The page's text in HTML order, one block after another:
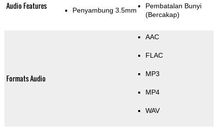
Audio Features Penyambung 3.5mm
Pembatalan Bunyi
(Bercakap)
Formats Audio
AAC
FLAC
MP3
MP4
WAV